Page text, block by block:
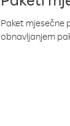
Paket mjesečne
obnavljanjem